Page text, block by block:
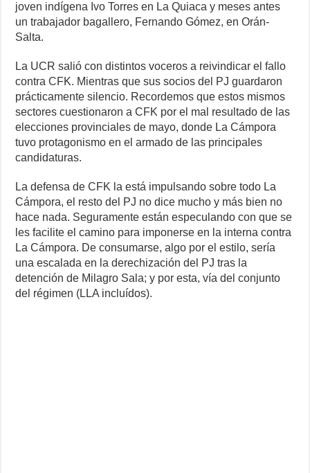
joven indígena Ivo Torres en La Quiaca y meses antes
un trabajador bagallero, Fernando Gómez, en Orán-
Salta.
La UCR salió con distintos voceros a reivindicar el fallo
contra CFK. Mientras que sus socios del PJ guardaron
prácticamente silencio. Recordemos que estos mismos
sectores cuestionaron a CFK por el mal resultado de las
elecciones provinciales de mayo, donde La Cámpora
tuvo protagonismo en el armado de las principales
candidaturas.
La defensa de CFK la está impulsando sobre todo La
Cámpora, el resto del PJ no dice mucho y más bien no
hace nada. Seguramente están especulando con que se
les facilite el camino para imponerse en la interna contra
La Cámpora. De consumarse, algo por el estilo, sería
una escalada en la derechización del PJ tras la
detención de Milagro Sala; y por esta, vía del conjunto
del régimen (LLA incluídos).